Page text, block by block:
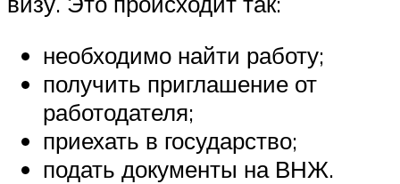
необходимо найти работу;
получить приглашение от
работодателя;
приехать в государство;
подать документы на ВНЖ.